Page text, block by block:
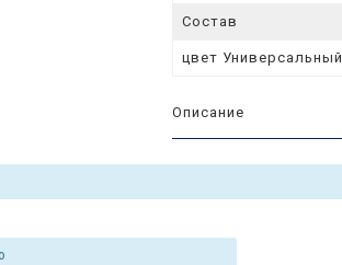
Состав
цвет Универсальный
Описание